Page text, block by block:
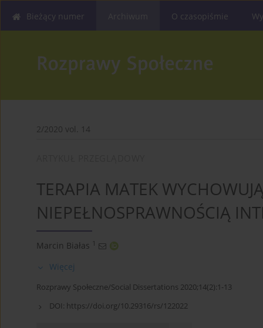
Bieżący numer O czasopiśmie
2/2020 vol. 14
TERAPIA MATEK
NIEPEŁNOSPRAWNOŚCIĄ
Marcin Białas 1
Więcej
Rozprawy Społeczne/Social Dissertations 2020;14(2):1-13
DOI: https://doi.org/10.29316/rs/122022